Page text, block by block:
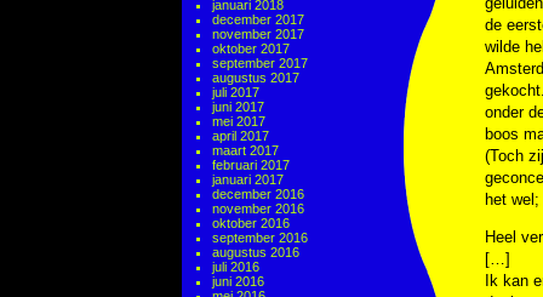
januari 2018
december 2017
november 2017
oktober 2017
september 2017
augustus 2017
juli 2017
juni 2017
mei 2017
april 2017
maart 2017
februari 2017
januari 2017
december 2016
november 2016
oktober 2016
september 2016
augustus 2016
juli 2016
juni 2016
de
wilde
onder
boos
(Toch
het
Heel
[…]
Ik kan